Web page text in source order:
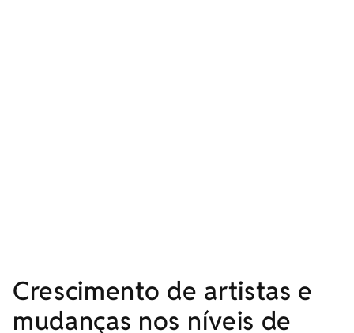
Crescimento de artistas e
mudanças nos níveis de